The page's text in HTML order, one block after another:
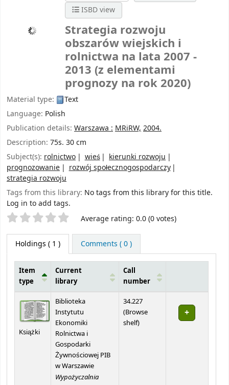
ISBD view
Strategia rozwoju
obszarów wiejskich i
rolnictwa na lata 2007 -
2013 (z elementami
prognozy na rok 2020)
Material type:
Text
Language: Polish
Publication details: Warszawa : MRiRW, 2004.
Description: 75s. 30 cm
Subject(s): rolnictwo wieś
kierunki rozwoju
prognozowanie
rozwój społecznogospodarczy
strategia rozwoju
Tags from this library: No tags from this library for this title.
Log in to add tags.
Star ratings Average rating: 0.0 (0 votes)
Holdings ( 1 ) Comments ( 0 )
Item
type
Current
library
Call
number
Książki
Biblioteka
Instytutu
Ekonomiki
Rolnictwa i
Gospodarki
Żywnościowej PIB
w Warszawie
Wypożyczalnia
34.227
(Browse
shelf(Opens below)
)